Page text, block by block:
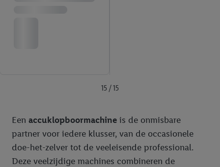
15 / 15
Een accuklopboormachine is de onmisbare
partner voor iedere klusser, van de occasionele
doe-het-zelver tot de veeleisende professional.
Deze veelzijdige machines combineren de